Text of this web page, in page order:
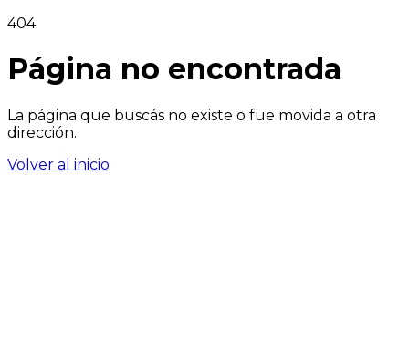
404
Página no encontrada
La página que buscás no existe o fue movida a otra
dirección.
Volver al inicio